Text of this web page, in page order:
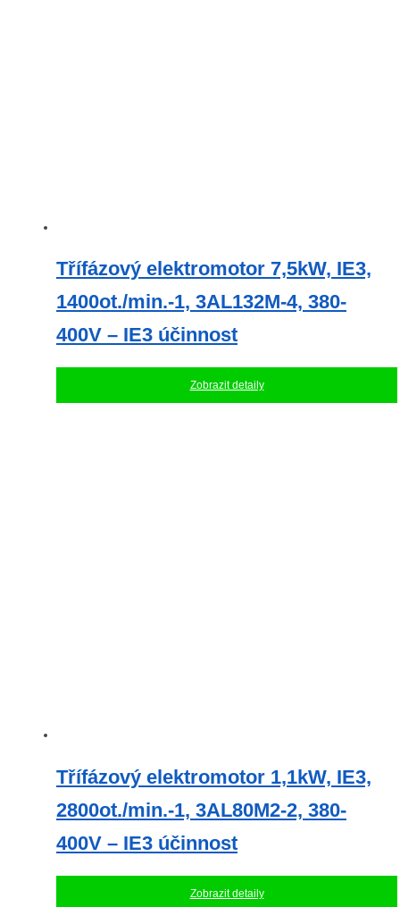
Třífázový elektromotor 7,5kW, IE3,
1400ot./min.-1, 3AL132M-4, 380-
400V – IE3 účinnost
Zobrazit detaily
Třífázový elektromotor 1,1kW, IE3,
2800ot./min.-1, 3AL80M2-2, 380-
400V – IE3 účinnost
Zobrazit detaily